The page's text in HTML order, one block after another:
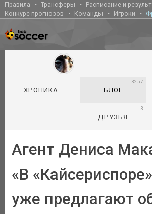
Правила Трансферы
Расписание и
Конкурс прогнозов
Команды Игроки
ХРОНИКА БЛОГ
3257
ДРУЗЬЯ
3
Агент Дениса
«В
уже предлагают